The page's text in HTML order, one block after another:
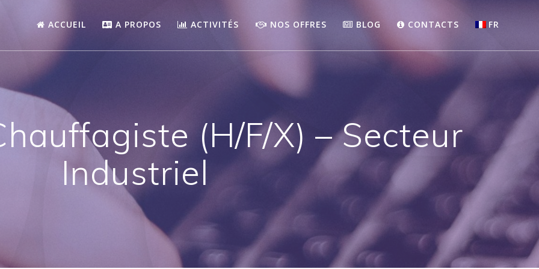
ACCUEIL A PROPOS ACTIVITÉS NOS OFFRES BLOG CONTACTS FR
(H/F/X) – Secteur
Industriel